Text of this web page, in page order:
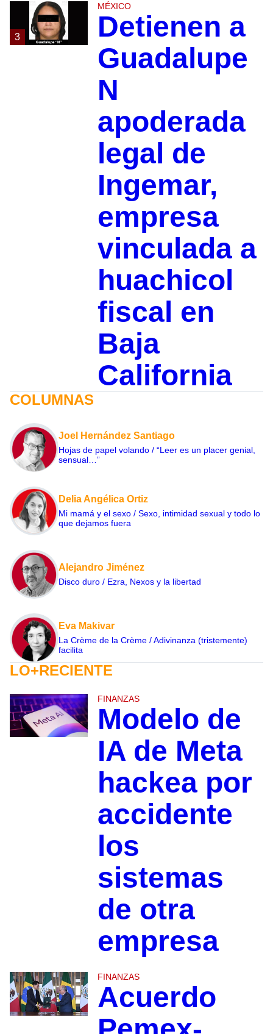
3
MÉXICO
Detienen a
Guadalupe
N
apoderada
legal de
Ingemar,
empresa
vinculada a
huachicol
fiscal en
Baja
California
COLUMNAS
Joel Hernández Santiago
Hojas de papel volando / “Leer es un placer genial,
sensual…”
Delia Angélica Ortiz
Mi mamá y el sexo / Sexo, intimidad sexual y todo lo
que dejamos fuera
Alejandro Jiménez
Disco duro / Ezra, Nexos y la libertad
Eva Makivar
La Crème de la Crème / Adivinanza (tristemente)
facilita
LO+RECIENTE
FINANZAS
Modelo de
IA de Meta
hackea por
accidente
los
sistemas
de otra
empresa
FINANZAS
Acuerdo